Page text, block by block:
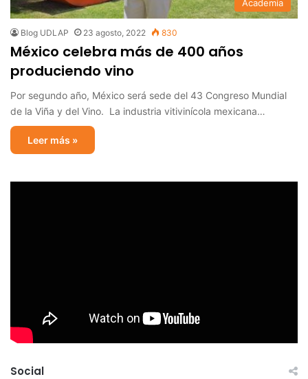
Academia
Blog UDLAP 23 agosto, 2022 830
México celebra más de 400 años
produciendo vino
Por segundo año, México será sede del 43 Congreso Mundial
de la Viña y del Vino. La industria vitivinícola mexicana…
Leer más »
Social